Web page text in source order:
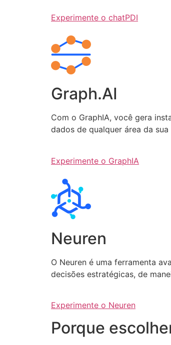
Experimente o chatPDI
Graph.AI
Com o GraphIA, você gera
dados de qualquer área da sua
Experimente o GraphIA
Neuren
O Neuren é uma ferramenta
decisões estratégicas, de
Experimente o Neuren
Porque